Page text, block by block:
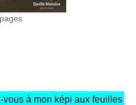
pages
vous à mon képi aux feuilles